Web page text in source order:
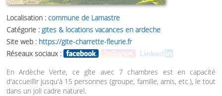
Localisation : commune de Lamastre
Catégorie : gites & locations vacances en ardeche
Site web : https://gite-charrette-fleurie.fr
Réseaux sociaux :
En Ardèche Verte, ce gîte avec 7 chambres est en capacité
d'accueillir jusqu'à 15 personnes (groupe, famille, amis, etc.), le tout
dans un joli cadre naturel.